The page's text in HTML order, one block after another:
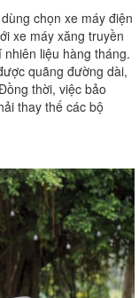
chọn xe máy điện
xe máy xăng truyền
liệu hàng tháng.
quãng đường dài,
thời, việc bảo
thay thế các bộ